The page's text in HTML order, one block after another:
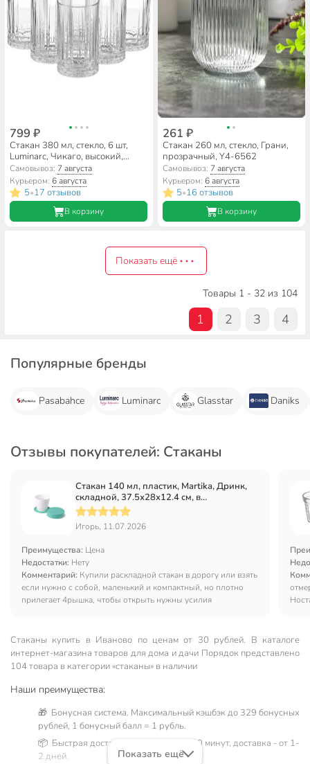
799 ₽
Стакан 380 мл, стекло, 6 шт,
Luminarc, Чикаго, высокий,
O0513
Самовывоз: 7 августа
Курьером:6 августа
5•17 отзывов
В корзину
261 ₽
Стакан 260 мл, стекло, Грани,
прозрачный, Y4-6562
Самовывоз: 7 августа
Курьером: 6 августа
5•16 отзывов
В корзину
Показать ещё
Товары 1 - 32 из 104
1 2 3 4
Популярные бренды
Pasabahce Luminarc Glasstar Daniks
Отзывы покупателей: Стаканы
Стакан 140 мл, пластик, Martika, Дринк,
складной, 37.5х28х12.4 см, в
ассортименте, С64
Игорь, 11.07.2026
Преимущества: Цена
Недостатки: Нету
Комментарий: Купили раскладной стакан в дорогу или взять
если нужно с собой, маленький и компактный, но плотно
прилегает 4рышка, чтобы открыть нужны усилия
К
Стаканы купить в Иваново по ценам от 30 рублей. В каталоге
интернет-магазина товаров для дома и дачи Порядок представлено
104 товара в категории «стаканы» в наличии
Наши преимущества:
🎁 Бонусная система. Максимальный кэшбэк до 329 бонусных
рублей, 1 бонусный балл = 1 рубль.
📦 Быстрая доставка. Самовывоз от 60 минут, доставка - от 1-
2 дней.
Показать ещё